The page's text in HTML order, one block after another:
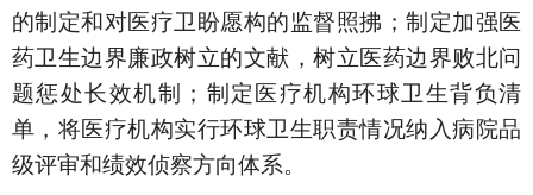
的制定和对医疗卫盼愿构的监督照拂；制定加强医
药卫生边界廉政树立的文献，树立医药边界败北问
题惩处长效机制；制定医疗机构环球卫生背负清
单，将医疗机构实行环球卫生职责情况纳入病院品
级评审和绩效侦察方向体系。